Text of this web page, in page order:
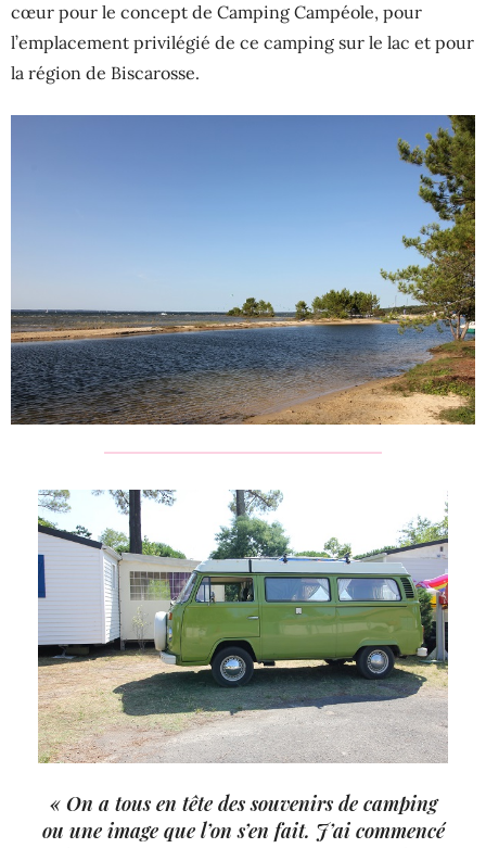
cœur pour le concept de Camping Campéole, pour
l’emplacement privilégié de ce camping sur le lac et pour
la région de Biscarosse.
« On a tous en tête des souvenirs de camping
ou une image que l’on s’en fait. J’ai commencé